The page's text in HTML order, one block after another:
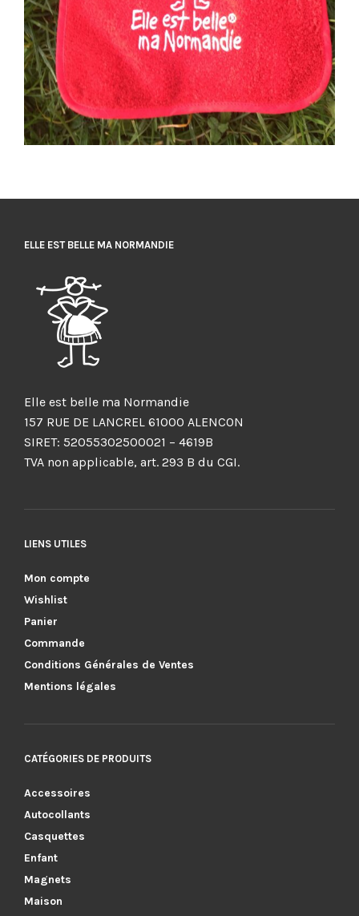
ELLE EST BELLE MA NORMANDIE
Elle est belle ma Normandie
157 RUE DE LANCREL 61000 ALENCON
SIRET: 52055302500021 – 4619B
TVA non applicable, art. 293 B du CGI.
LIENS UTILES
Mon compte
Wishlist
Panier
Commande
Conditions Générales de Ventes
Mentions légales
CATÉGORIES DE PRODUITS
Accessoires
Autocollants
Casquettes
Enfant
Magnets
Maison